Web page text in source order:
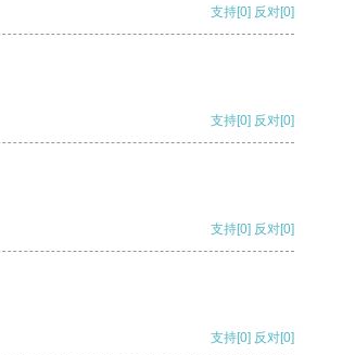
支持[0] 反对[0]
支持[0] 反对[0]
支持[0] 反对[0]
支持[0] 反对[0]